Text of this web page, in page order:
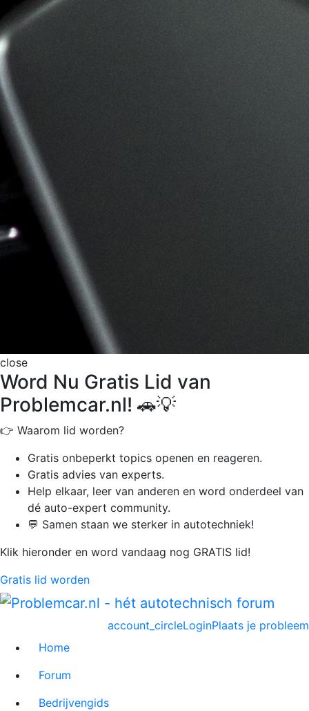
close
Word Nu Gratis Lid van
Problemcar.nl! 🚗💡
👉 Waarom lid worden?
Gratis onbeperkt topics openen en reageren.
Gratis advies van experts.
Help elkaar, leer van anderen en word onderdeel van
dé auto-expert community.
💬 Samen staan we sterker in autotechniek!
Klik hieronder en word vandaag nog GRATIS lid!
Gratis lid worden
Plaats je probleem
account_circleLogin
Home
Forum
Bedrijvengids